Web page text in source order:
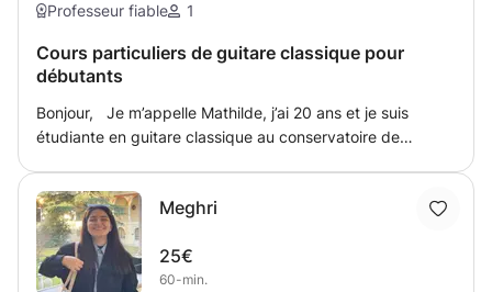
Professeur fiable 1
Cours particuliers de guitare classique pour
débutants
Bonjour, Je m’appelle Mathilde, j’ai 20 ans et je suis
étudiante en guitare classique au conservatoire de
pour débutants et intermédiaires, ainsi qu’un
accompagnement pour la préparation aux examens de
fins de cycles. Je suis disponible toute la semaine avec
des horaires adaptables selon vos disponibilités. Je peux
Meghri
25€
60-min.